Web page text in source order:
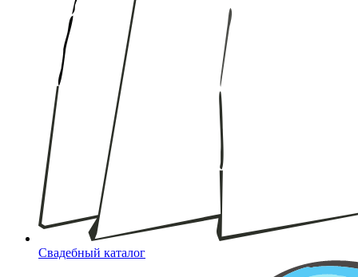
Свадебный каталог